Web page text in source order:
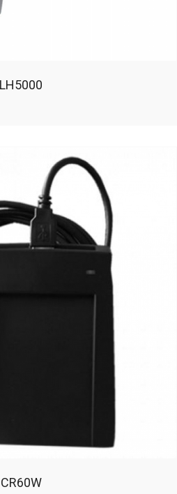
LH5000
CR60W